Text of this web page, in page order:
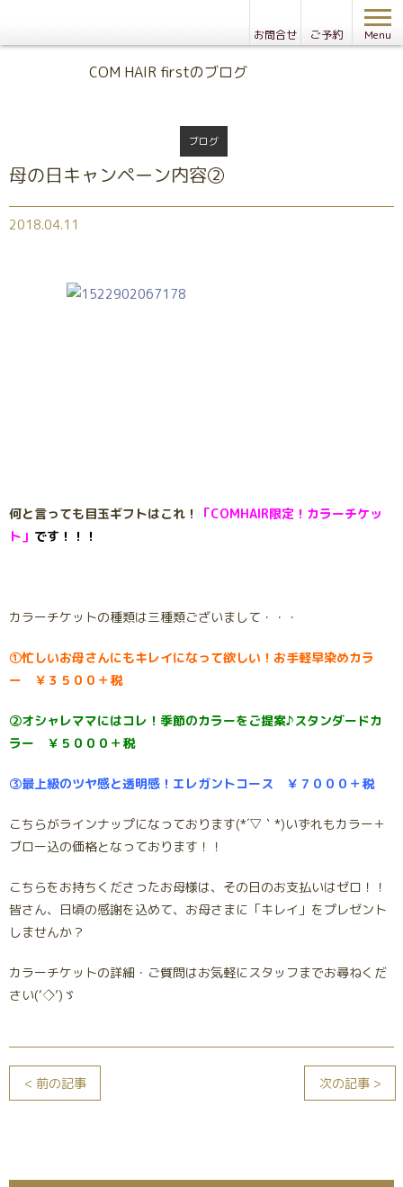
お問合せ ご予約 Menu
COM HAIR firstのブログ
ブログ
母の日キャンペーン内容②
2018.04.11
何と言っても目玉ギフトはこれ！
「COMHAIR限定！カラーチケッ
ト」 です！！！
カラーチケットの種類は三種類ございまして・・・
①忙しいお母さんにもキレイになって欲しい！お手軽早染めカラ
ー ￥３５００＋税
②オシャレママにはコレ！季節のカラーをご提案♪スタンダードカ
ラー ￥５０００＋税
③最上級のツヤ感と透明感！エレガントコース ￥７０００＋税
こちらがラインナップになっております(*´▽｀*)いずれもカラー＋
ブロー込の価格となっております！！
こちらをお持ちくださったお母様は、その日のお支払いはゼロ！！
皆さん、日頃の感謝を込めて、お母さまに「キレイ」をプレゼント
しませんか？
カラーチケットの詳細・ご質問はお気軽にスタッフまでお尋ねくだ
さい(‘◇’)ゞ
< 前の記事 次の記事 >